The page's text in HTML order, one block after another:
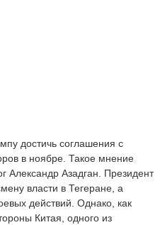
достичь соглашения с
в ноябре. Такое мнение
Александр Азадган. Президент
власти в Тегеране, а
действий. Однако, как
Китая, одного из